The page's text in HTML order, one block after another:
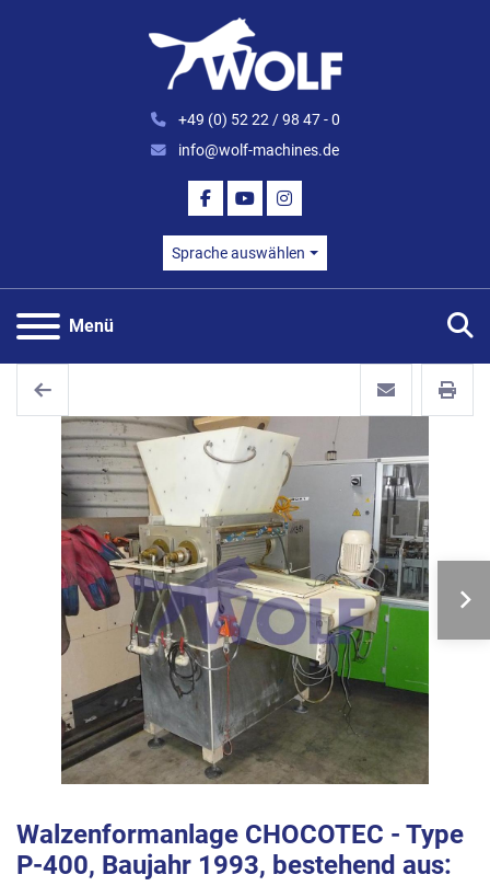
+49 (0) 52 22 / 98 47 - 0
info@wolf-machines.de
FACEBOOK
YOUTUBEINSTAGRAM
Sprache auswählen
Menü
Walzenformanlage CHOCOTEC - Type
P-400, Baujahr 1993, bestehend aus: